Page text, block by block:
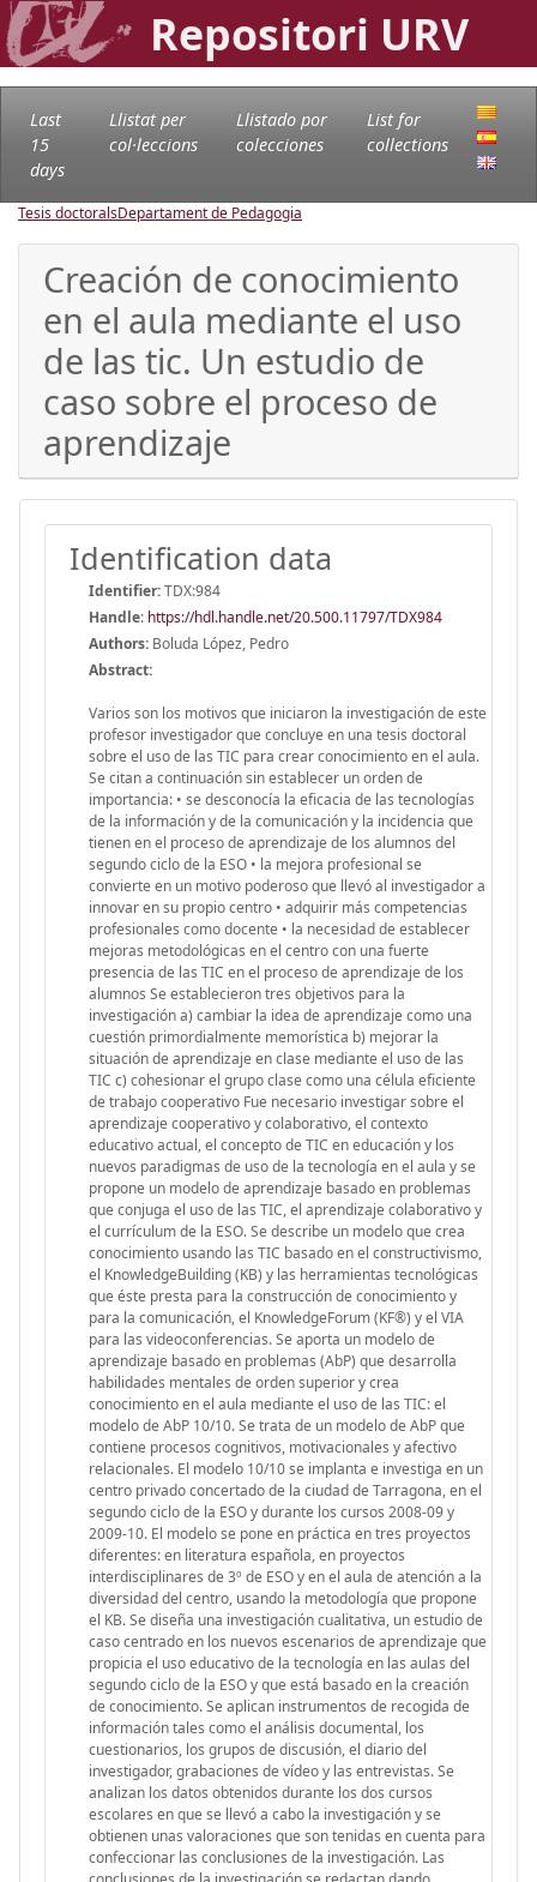
Repositori URV
Last
15
days
Llistat per
col·leccions
Llistado por
colecciones
List for
collections
Tesis doctoralsDepartament de Pedagogia
Creación de conocimiento
en el aula mediante el uso
de las tic. Un estudio de
caso sobre el proceso de
aprendizaje
Identification data
Identifier:TDX:984
Handle: https://hdl.handle.net/20.500.11797/TDX984
Authors: Boluda López, Pedro
Abstract:
Varios son los motivos que iniciaron la investigación de este
profesor investigador que concluye en una tesis doctoral
sobre el uso de las TIC para crear conocimiento en el aula.
Se citan a continuación sin establecer un orden de
importancia: • se desconocía la eficacia de las tecnologías
de la información y de la comunicación y la incidencia que
tienen en el proceso de aprendizaje de los alumnos del
segundo ciclo de la ESO • la mejora profesional se
convierte en un motivo poderoso que llevó al investigador a
innovar en su propio centro • adquirir más competencias
profesionales como docente • la necesidad de establecer
mejoras metodológicas en el centro con una fuerte
presencia de las TIC en el proceso de aprendizaje de los
alumnos Se establecieron tres objetivos para la
investigación a) cambiar la idea de aprendizaje como una
cuestión primordialmente memorística b) mejorar la
situación de aprendizaje en clase mediante el uso de las
TIC c) cohesionar el grupo clase como una célula eficiente
de trabajo cooperativo Fue necesario investigar sobre el
aprendizaje cooperativo y colaborativo, el contexto
educativo actual, el concepto de TIC en educación y los
nuevos paradigmas de uso de la tecnología en el aula y se
propone un modelo de aprendizaje basado en problemas
que conjuga el uso de las TIC, el aprendizaje colaborativo y
el currículum de la ESO. Se describe un modelo que crea
conocimiento usando las TIC basado en el constructivismo,
el KnowledgeBuilding (KB) y las herramientas tecnológicas
que éste presta para la construcción de conocimiento y
para la comunicación, el KnowledgeForum (KF®) y el VIA
para las videoconferencias. Se aporta un modelo de
aprendizaje basado en problemas (AbP) que desarrolla
habilidades mentales de orden superior y crea
conocimiento en el aula mediante el uso de las TIC: el
modelo de AbP 10/10. Se trata de un modelo de AbP que
contiene procesos cognitivos, motivacionales y afectivo
relacionales. El modelo 10/10 se implanta e investiga en un
centro privado concertado de la ciudad de Tarragona, en el
segundo ciclo de la ESO y durante los cursos 2008-09 y
2009-10. El modelo se pone en práctica en tres proyectos
diferentes: en literatura española, en proyectos
interdisciplinares de 3º de ESO y en el aula de atención a la
diversidad del centro, usando la metodología que propone
el KB. Se diseña una investigación cualitativa, un estudio de
caso centrado en los nuevos escenarios de aprendizaje que
propicia el uso educativo de la tecnología en las aulas del
segundo ciclo de la ESO y que está basado en la creación
de conocimiento. Se aplican instrumentos de recogida de
información tales como el análisis documental, los
cuestionarios, los grupos de discusión, el diario del
investigador, grabaciones de vídeo y las entrevistas. Se
analizan los datos obtenidos durante los dos cursos
escolares en que se llevó a cabo la investigación y se
obtienen unas valoraciones que son tenidas en cuenta para
confeccionar las conclusiones de la investigación. Las